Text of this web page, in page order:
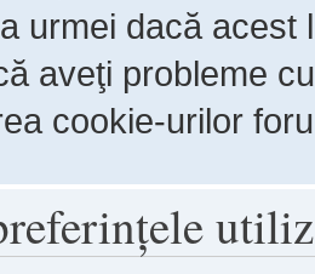
urmei dacă
aveţi probleme
cookie-urilor